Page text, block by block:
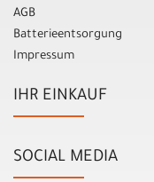
AGB
Batterieentsorgung
Impressum
IHR EINKAUF
SOCIAL MEDIA